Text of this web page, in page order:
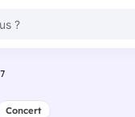
Concert